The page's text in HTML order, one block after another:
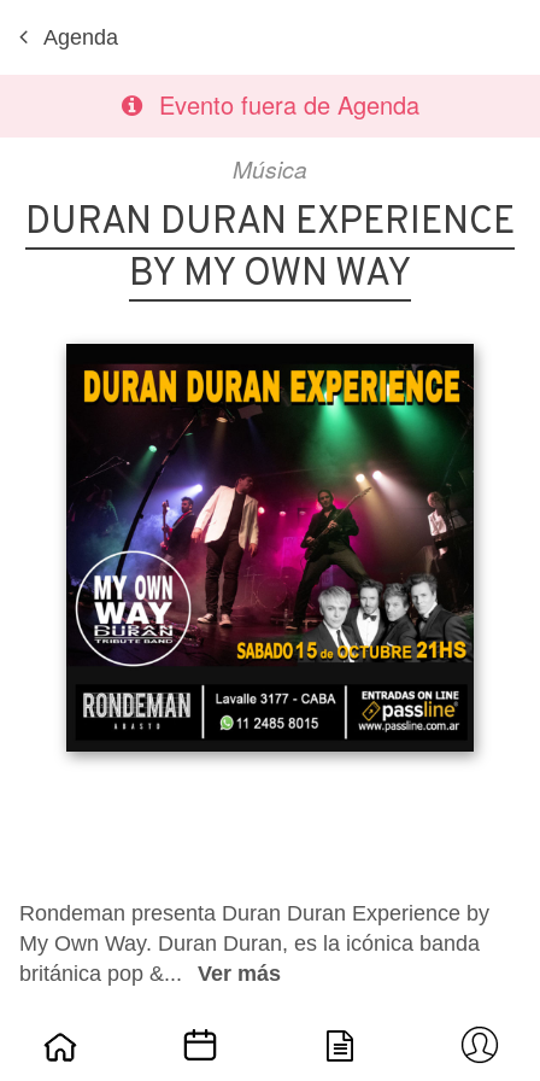
Agenda
Evento fuera de Agenda
Música
DURAN DURAN EXPERIENCE
BY MY OWN WAY
Rondeman presenta Duran Duran Experience by
My Own Way. Duran Duran, es la icónica banda
británica pop &...
Ver más